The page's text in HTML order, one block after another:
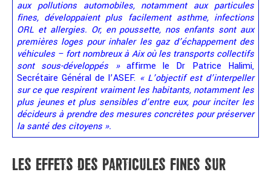
aux pollutions automobiles, notamment aux particules
fines, développaient plus facilement asthme, infections
ORL et allergies. Or, en poussette, nos enfants sont aux
premières loges pour inhaler les gaz d’échappement des
véhicules – fort nombreux à Aix où les transports collectifs
sont sous-développés »affirme le Dr Patrice Halimi,
Secrétaire Général de l’ASEF. « L’objectif est d’interpeller
sur ce que respirent vraiment les habitants, notamment les
plus jeunes et plus sensibles d’entre eux, pour inciter les
décideurs à prendre des mesures concrètes pour préserver
la santé des citoyens ».
LES EFFETS DES PARTICULES FINES SUR